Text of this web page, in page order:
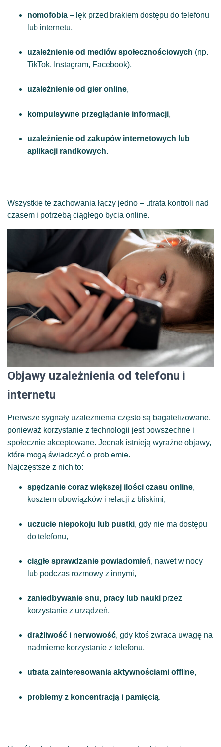
nomofobia – lęk przed brakiem dostępu do telefonu
lub internetu,
uzależnienie od mediów społecznościowych (np.
TikTok, Instagram, Facebook),
uzależnienie od gier online,
kompulsywne przeglądanie informacji,
uzależnienie od zakupów internetowych lub
aplikacji randkowych.
Wszystkie te zachowania łączy jedno – utrata kontroli nad
czasem i potrzebą ciągłego bycia online.
Objawy uzależnienia od telefonu i
internetu
Pierwsze sygnały uzależnienia często są bagatelizowane,
ponieważ korzystanie z technologii jest powszechne i
społecznie akceptowane. Jednak istnieją wyraźne objawy,
które mogą świadczyć o problemie.
Najczęstsze z nich to:
spędzanie coraz większej ilości czasu online,
kosztem obowiązków i relacji z bliskimi,
uczucie niepokoju lub pustki, gdy nie ma dostępu
do telefonu,
ciągłe sprawdzanie powiadomień, nawet w nocy
lub podczas rozmowy z innymi,
zaniedbywanie snu, pracy lub nauki przez
korzystanie z urządzeń,
drażliwość i nerwowość, gdy ktoś zwraca uwagę na
nadmierne korzystanie z telefonu,
utrata zainteresowania aktywnościami offline,
problemy z koncentracją i pamięcią.